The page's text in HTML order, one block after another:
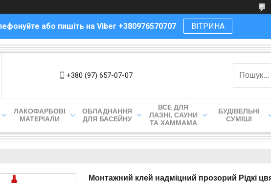
або пишіть на Viber +380976570707 ВІТРИНА
+380 (97) 657-07-07
ЛАКОФАРБОВІ
МАТЕРІАЛИ
ОБЛАДНАННЯ
ДЛЯ БАСЕЙНУ
ВСЕ ДЛЯ
ЛАЗНІ, САУНИ
ТА ХАММАМА
БУДІВЕЛЬНІ
СУМІШІ
Монтажний клей надміцний прозорий Рідкі